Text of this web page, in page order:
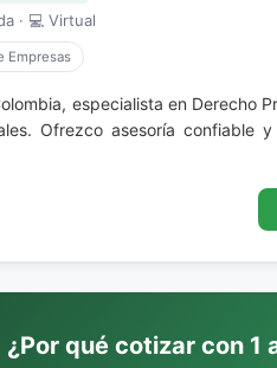
· 💻 Virtual
Empresas
especialista en Derecho
Ofrezco asesoría
¿Por qué cotizar con 1